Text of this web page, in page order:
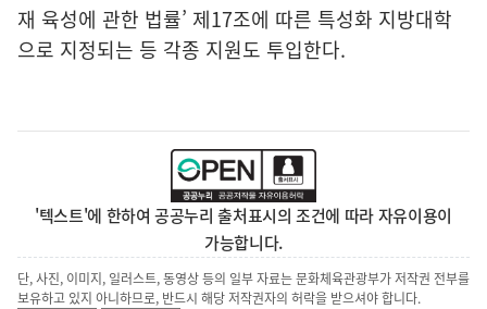
재 육성에 관한 법률’ 제17조에 따른 특성화 지방대학
으로 지정되는 등 각종 지원도 투입한다.
'텍스트'에 한하여 공공누리 출처표시의 조건에 따라 자유이용이
가능합니다.
단, 사진, 이미지, 일러스트, 동영상 등의 일부 자료는 문화체육관광부가 저작권 전부를
보유하고 있지 아니하므로, 반드시 해당 저작권자의 허락을 받으셔야 합니다.